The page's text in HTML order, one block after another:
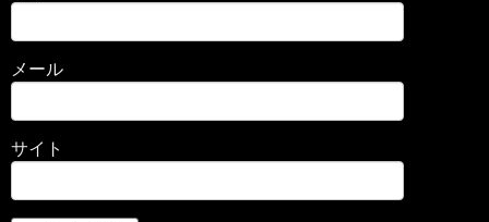
メール
サイト